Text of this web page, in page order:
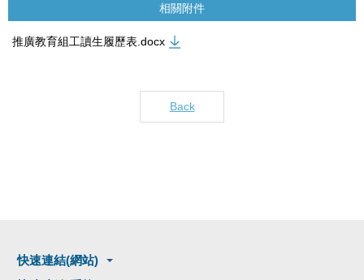
相關附件
推廣教育組工讀生履歷表.docx
Back
快速連結(網站)